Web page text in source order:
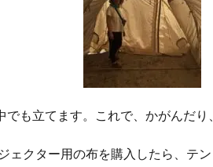
も立てます。これで、かがんだ
ェクター用の布を購入したら、テ